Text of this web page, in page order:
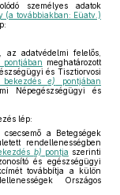
személyes adatok
(a továbbiakban: Eüatv.)
az adatvédelmi felelős,
pontjában meghatározott
és Tisztiorvosi
e)
pontjában
Népegészségügyi és
lép:
a Betegségek
rendellenességben
b) pontja szerinti
és egészségügyi
továbbítja a külön
Országos